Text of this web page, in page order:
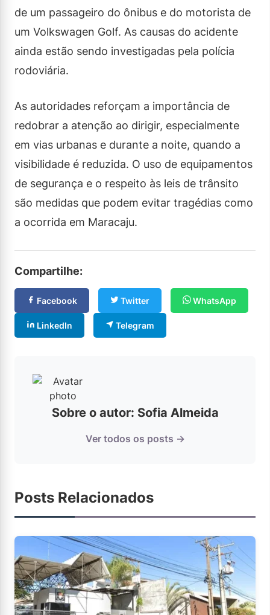
de um passageiro do ônibus e do motorista de
um Volkswagen Golf. As causas do acidente
ainda estão sendo investigadas pela polícia
rodoviária.
As autoridades reforçam a importância de
redobrar a atenção ao dirigir, especialmente
em vias urbanas e durante a noite, quando a
visibilidade é reduzida. O uso de equipamentos
de segurança e o respeito às leis de trânsito
são medidas que podem evitar tragédias como
a ocorrida em Maracaju.
Compartilhe:
Facebook Twitter WhatsApp
LinkedIn Telegram
Sobre o autor: Sofia Almeida
Ver todos os posts →
Posts Relacionados